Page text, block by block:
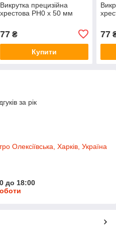
Викрутка прецизійна
хрестова PH0 x 50 мм
77₴
Купити
77
за рік
Олексіївська, Харків, Україна
до 18:00